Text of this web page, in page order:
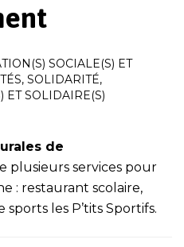
SOCIALE(S) ET
, SOLIDARITÉ,
ET SOLIDAIRE(S)
de
plusieurs services pour
: restaurant scolaire,
les P’tits Sportifs.